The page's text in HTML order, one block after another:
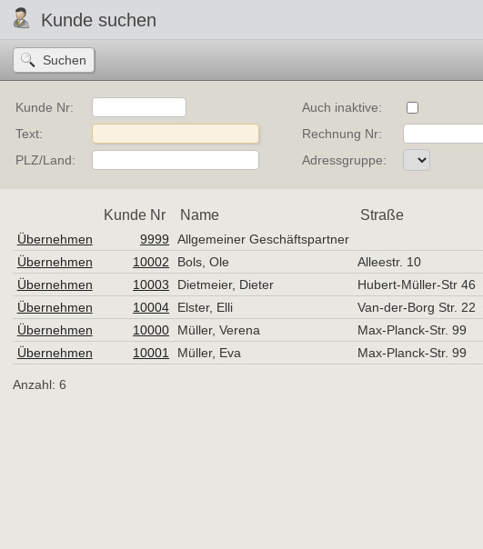
Kunde suchen
Kunde Nr: Auch inaktive:
Text:
Rechnung Nr:
PLZ/Land:
Adressgruppe:
Kunde Nr Name Straße
Übernehmen 9999
Allgemeiner Geschäftspartner
Übernehmen
10002 Bols, Ole Alleestr. 10
Übernehmen
10003 Dietmeier, Dieter Hubert-Müller-Str 46
Übernehmen
10004 Elster, Elli Van-der-Borg Str. 22
Übernehmen
10000 Müller, Verena Max-Planck-Str. 99
Übernehmen
10001 Müller, Eva Max-Planck-Str. 99
Anzahl: 6